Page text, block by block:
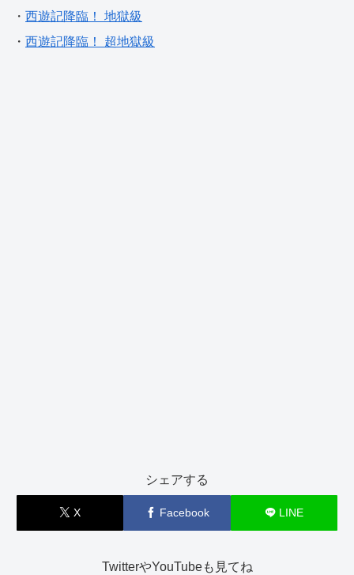
・ 西遊記降臨！ 地獄級
・ 西遊記降臨！ 超地獄級
シェアする
X Facebook LINE
TwitterやYouTubeも見てね